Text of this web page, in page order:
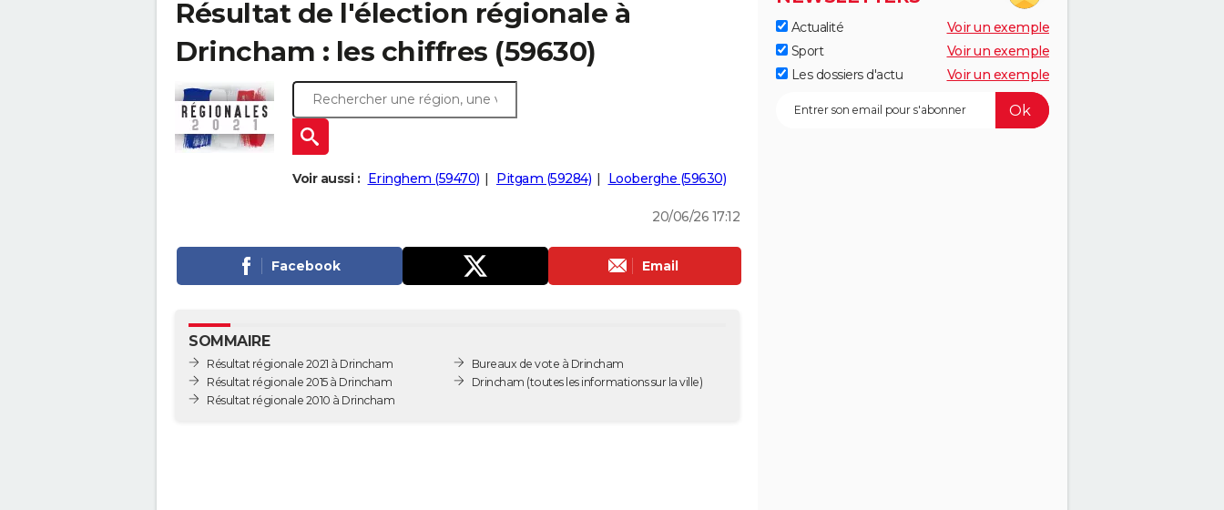
Résultat de l'élection régionale à
Drincham : les chiffres (59630)
Voir aussi : Eringhem (59470) Pitgam (59284) Looberghe (59630)
20/06/26 17:12
Facebook Email
SOMMAIRE
Résultat régionale 2021 à Drincham
Résultat régionale 2015 à Drincham
Résultat régionale 2010 à Drincham
Bureaux de vote à Drincham
Drincham (toutes les informations sur la ville)
Actualité
Voir un exemple
Sport
Voir un exemple
Les dossiers d'actu
Voir un exemple